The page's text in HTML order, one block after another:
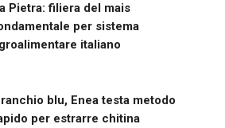
Pietra: filiera del mais
per sistema
italiano
blu, Enea testa metodo
per estrarre chitina